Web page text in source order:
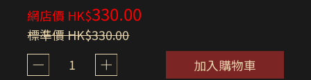
網店價 HK$330.00
標準價 HK$330.00
1
加入購物車